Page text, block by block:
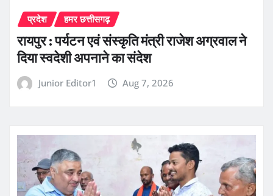
प्रदेश हमर छत्तीसगढ़
रायपुर : पर्यटन एवं संस्कृति मंत्री राजेश अग्रवाल ने
दिया स्वदेशी अपनाने का संदेश
Junior Editor1 Aug 7, 2026